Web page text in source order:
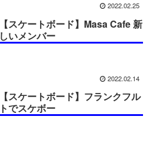
2022.02.25
【スケートボード】Masa Cafe 新
しいメンバー
2022.02.14
【スケートボード】フランクフル
トでスケボー